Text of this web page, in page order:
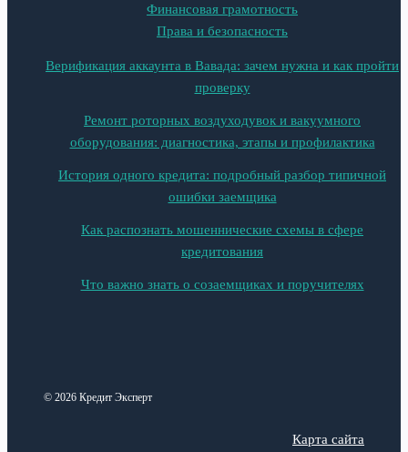
Финансовая грамотность
Права и безопасность
Верификация аккаунта в Вавада: зачем нужна и как пройти
проверку
Ремонт роторных воздуходувок и вакуумного
оборудования: диагностика, этапы и профилактика
История одного кредита: подробный разбор типичной
ошибки заемщика
Как распознать мошеннические схемы в сфере
кредитования
Что важно знать о созаемщиках и поручителях
© 2026 Кредит Эксперт
Карта сайта